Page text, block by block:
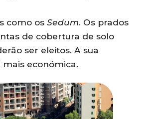
como osSedum. Os prados
de cobertura de solo
ser eleitos. A sua
económica.